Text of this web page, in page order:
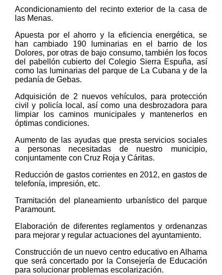
Acondicionamiento del recinto exterior de la casa de
las Menas.
Apuesta por el ahorro y la eficiencia energética, se
han cambiado 190 luminarias en el barrio de los
Dolores, por otras de bajo consumo, también los focos
del pabellón cubierto del Colegio Sierra Espuña, así
como las luminarias del parque de La Cubana y de la
pedanía de Gebas.
Adquisición de 2 nuevos vehículos, para protección
civil y policía local, así como una desbrozadora para
limpiar los caminos municipales y mantenerlos en
óptimas condiciones.
Aumento de las ayudas que presta servicios sociales
a personas necesitadas de nuestro municipio,
conjuntamente con Cruz Roja y Cáritas.
Reducción de gastos corrientes en 2012, en gastos de
telefonía, impresión, etc.
Tramitación del planeamiento urbanístico del parque
Paramount.
Elaboración de diferentes reglamentos y ordenanzas
para mejorar y regular actuaciones del ayuntamiento.
Construcción de un nuevo centro educativo en Alhama
que será concertado por la Consejería de Educación
para solucionar problemas escolarización.